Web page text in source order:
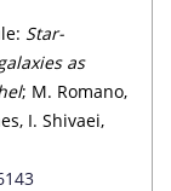
Star-
as
; M. Romano,
I. Shivaei,